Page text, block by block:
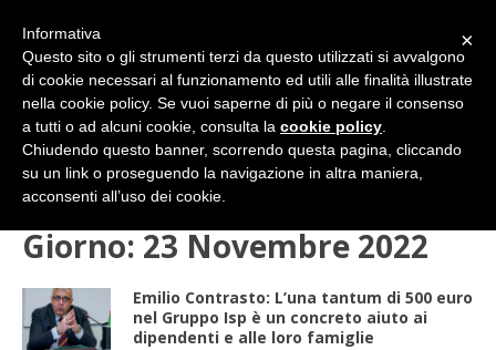
2022 NOVEMBRE
Giorno: 23 Novembre 2022
Emilio Contrasto: L’una tantum di 500 euro
nel Gruppo Isp è un concreto aiuto ai
dipendenti e alle loro famiglie
×
Informativa
Questo sito o gli strumenti terzi da questo utilizzati si avvalgono
di cookie necessari al funzionamento ed utili alle finalità illustrate
nella cookie policy. Se vuoi saperne di più o negare il consenso
a tutti o ad alcuni cookie, consulta la cookie policy
Chiudendo questo banner, scorrendo questa pagina, cliccando
su un link o proseguendo la navigazione in altra maniera,
acconsenti all’uso dei cookie.